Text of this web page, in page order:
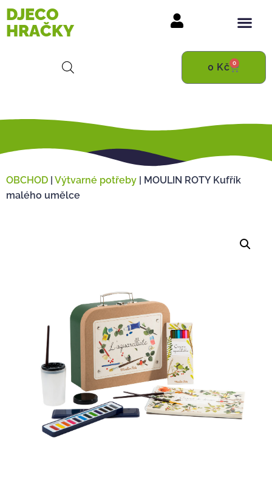
DJECO
HRAČKY
0 Kč 0
OBCHOD | Výtvarné potřeby | MOULIN ROTY Kufřík
malého umělce